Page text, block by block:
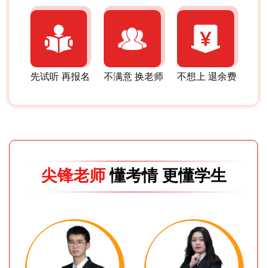
先试听 再报名 不满意 换老师 不想上 退余费
尖锋老师懂考情 更懂学生